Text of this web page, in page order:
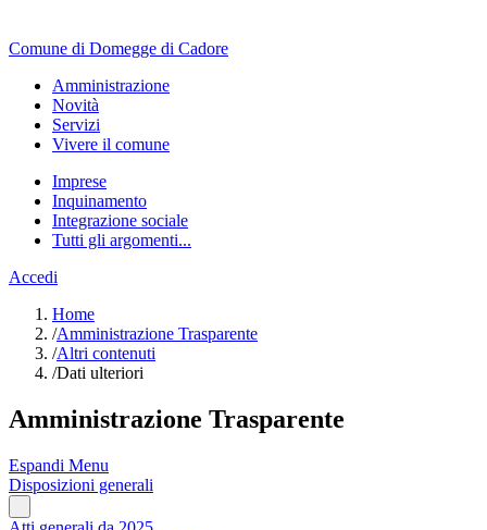
Comune di Domegge di Cadore
Amministrazione
Novità
Servizi
Vivere il comune
Imprese
Inquinamento
Integrazione sociale
Tutti gli argomenti...
Accedi
Home
/Amministrazione Trasparente
/Altri contenuti
/Dati ulteriori
Amministrazione Trasparente
Espandi Menu
Disposizioni generali